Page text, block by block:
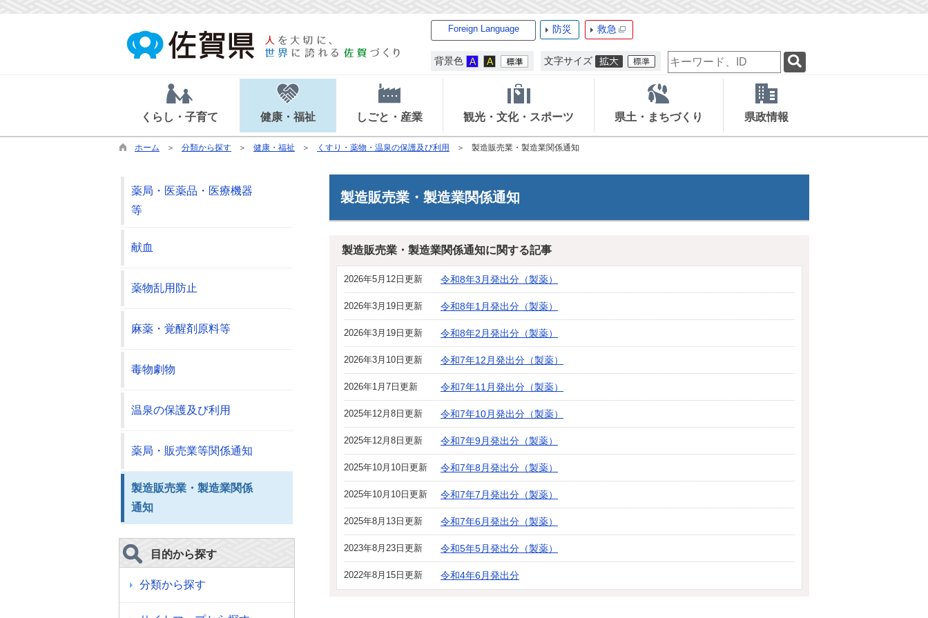
Foreign Language 防災 救急
背景色 文字サイズ
検
索
ー
ー
ド
くらし・子育て 健康・福祉 しごと・産業 観光・文化・スポーツ 県土・まちづくり 県政情報
ホーム 分類から探す 健康・福祉 くすり・薬物・温泉の保護及び利用 製造販売業・製造業関係通知
製造販売業・製造業関係通知
製造販売業・製造業関係通知に関する記事
2026年5月12日更新 令和8年3月発出分（製薬）
2026年3月19日更新 令和8年1月発出分（製薬）
2026年3月19日更新 令和8年2月発出分（製薬）
2026年3月10日更新 令和7年12月発出分（製薬）
2026年1月7日更新 令和7年11月発出分（製薬）
2025年12月8日更新 令和7年10月発出分（製薬）
2025年12月8日更新 令和7年9月発出分（製薬）
2025年10月10日更新 令和7年8月発出分（製薬）
2025年10月10日更新 令和7年7月発出分（製薬）
2025年8月13日更新 令和7年6月発出分（製薬）
2023年8月23日更新 令和5年5月発出分（製薬）
2022年8月15日更新 令和4年6月発出分
薬局・医薬品・医療機器
等
献血
薬物乱用防止
麻薬・覚醒剤原料等
毒物劇物
温泉の保護及び利用
薬局・販売業等関係通知
製造販売業・製造業関係
通知
目的から探す
分類から探す